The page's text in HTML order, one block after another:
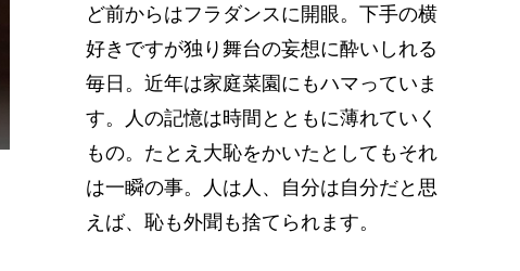
ど前からはフラダンスに開眼。下手の横
好きですが独り舞台の妄想に酔いしれる
毎日。近年は家庭菜園にもハマっていま
す。人の記憶は時間とともに薄れていく
もの。たとえ大恥をかいたとしてもそれ
は一瞬の事。人は人、自分は自分だと思
えば、恥も外聞も捨てられます。